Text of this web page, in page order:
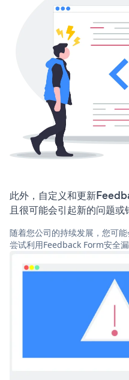
此外，自定义和更新
且很可能会引起新的问题或
随着您公司的持续发展，您可
尝试利用Feedback Form安全漏